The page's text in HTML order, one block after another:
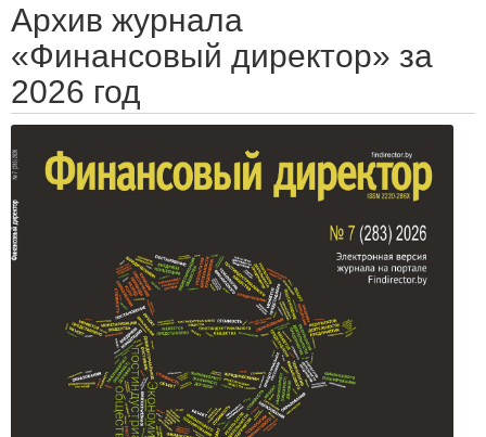
Архив журнала
«Финансовый директор» за
2026 год